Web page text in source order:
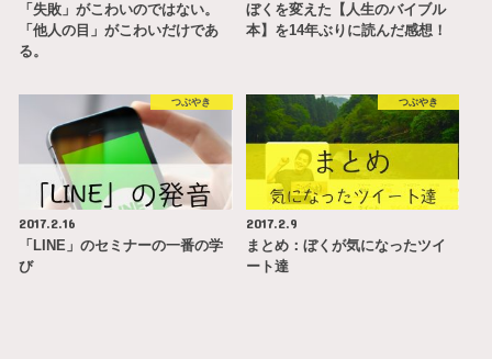
「失敗」がこわいのではない。
「他人の目」がこわいだけであ
る。
ぼくを変えた【人生のバイブル
本】を14年ぶりに読んだ感想！
つぶやき
2017.2.16
「LINE」のセミナーの一番の学
び
つぶやき
2017.2.9
まとめ：ぼくが気になったツイ
ート達